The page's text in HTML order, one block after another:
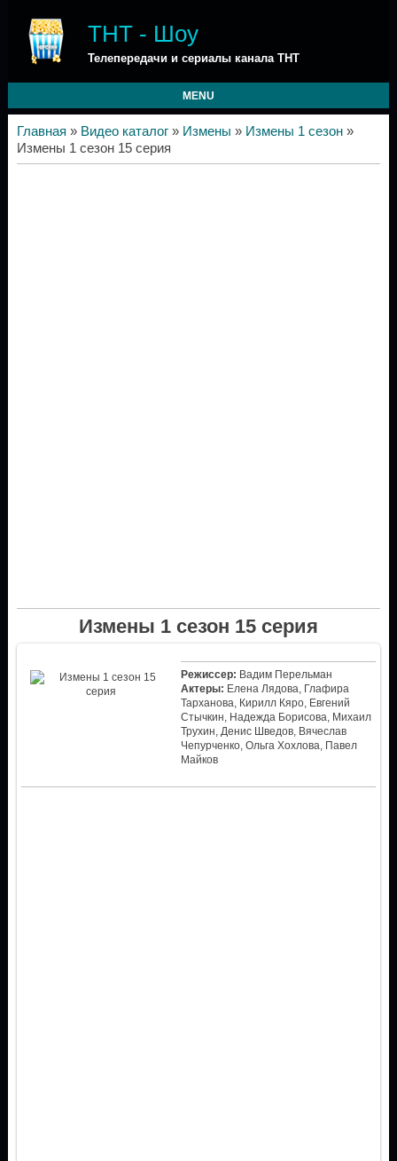
ТНТ - Шоу
Телепередачи и сериалы канала ТНТ
MENU
Главная » Видео каталог» Измены » Измены 1 сезон»
Измены 1 сезон 15 серия
Измены 1 сезон 15 серия
Режиссер: Вадим Перельман
Актеры: Елена Лядова, Глафира
Тарханова, Кирилл Кяро, Евгений
Стычкин, Надежда Борисова, Михаил
Трухин, Денис Шведов, Вячеслав
Чепурченко, Ольга Хохлова, Павел
Майков